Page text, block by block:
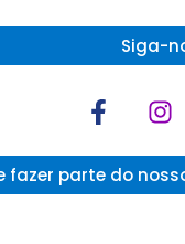
Siga-
fazer parte do